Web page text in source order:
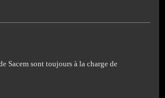
Sacem sont toujours à la charge de